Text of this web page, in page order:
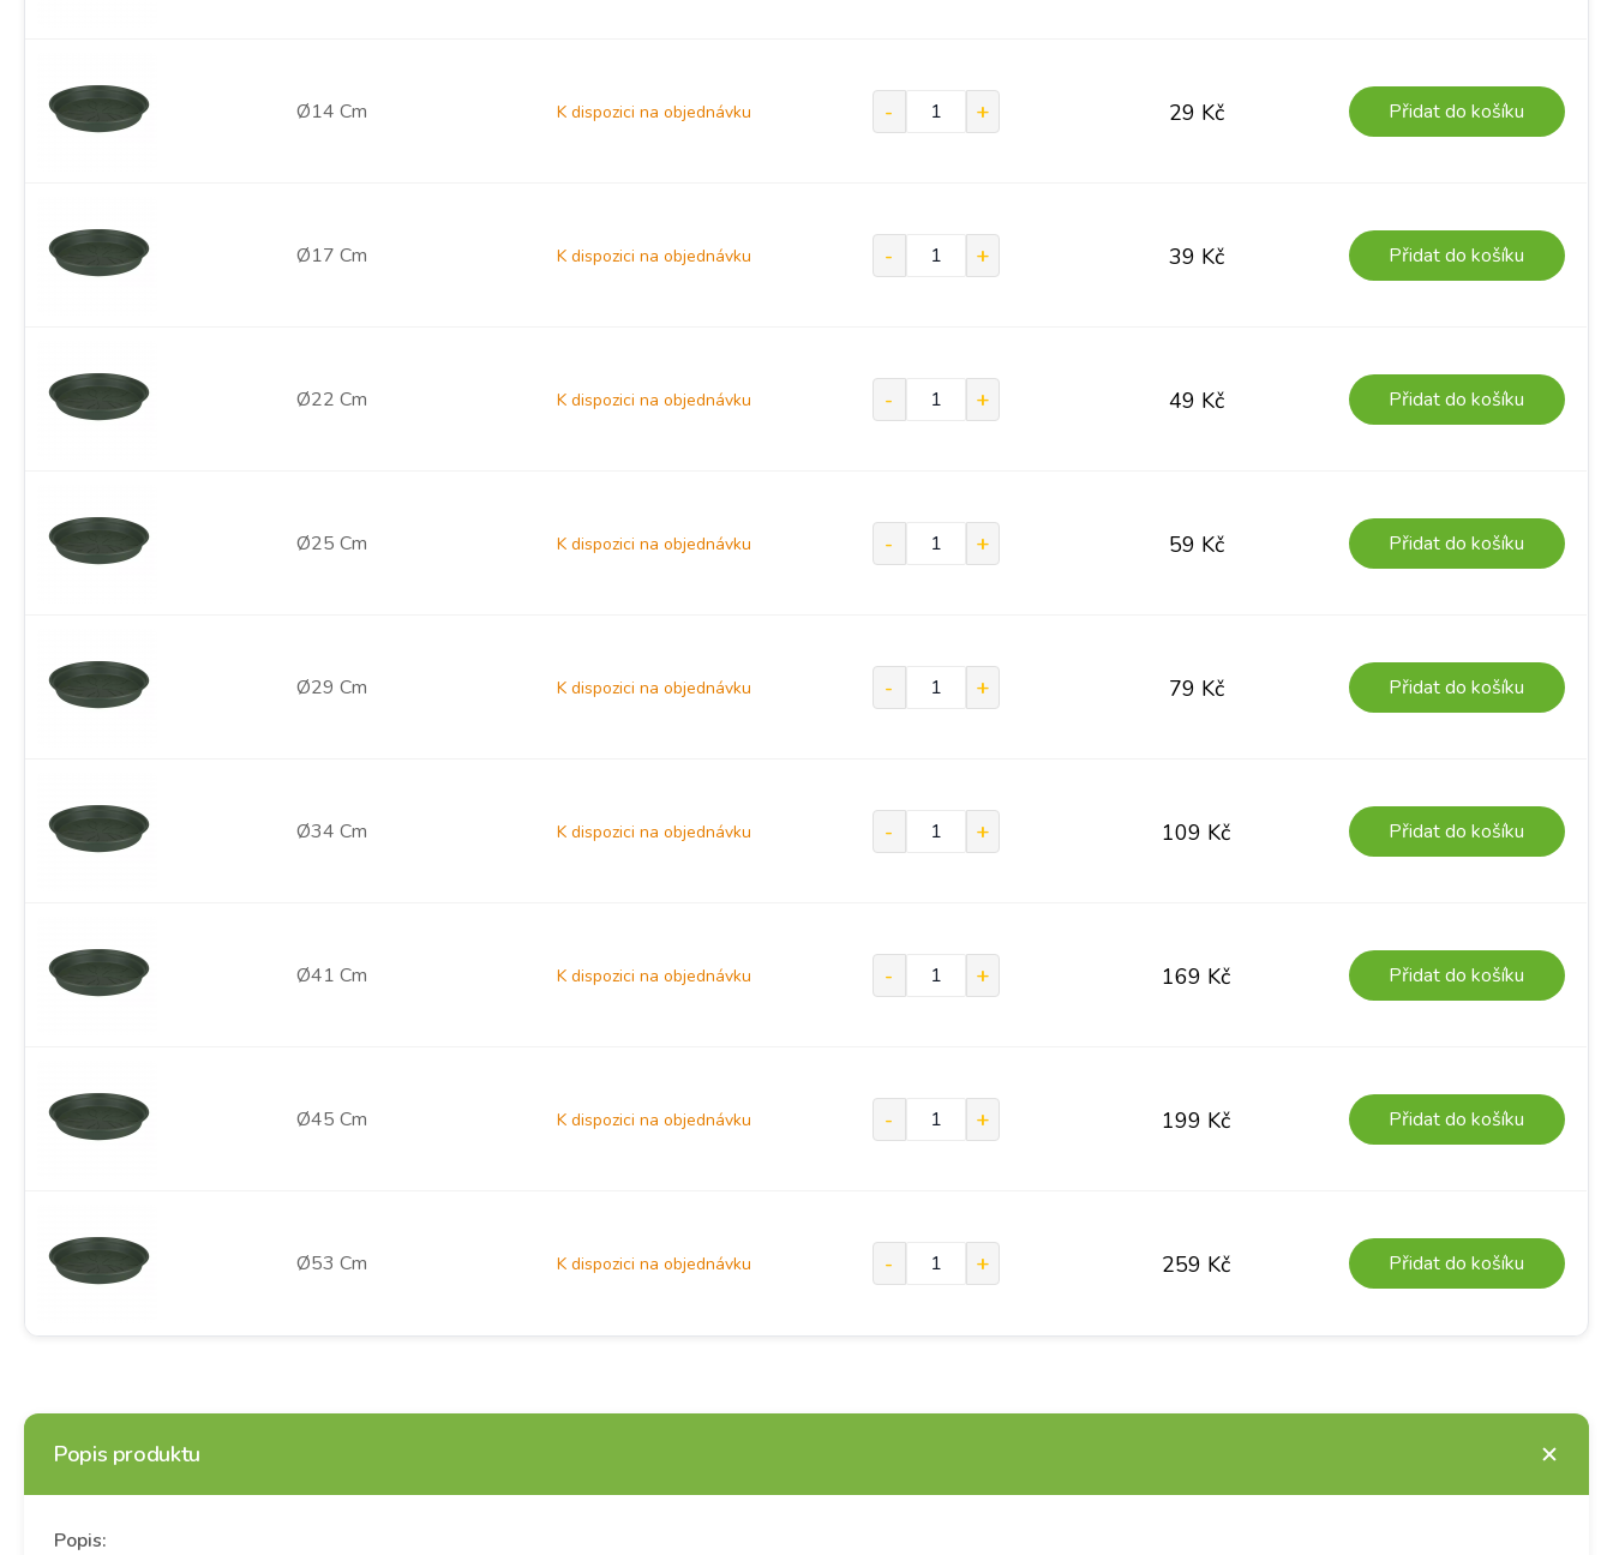
Ø14 Cm K dispozici na objednávku 29 Kč Přidat do košíku
Ø17 Cm K dispozici na objednávku 39 Kč Přidat do košíku
Ø22 Cm K dispozici na objednávku 49 Kč Přidat do košíku
Ø25 Cm K dispozici na objednávku 59 Kč Přidat do košíku
Ø29 Cm K dispozici na objednávku 79 Kč Přidat do košíku
Ø34 Cm K dispozici na objednávku 109 Kč Přidat do košíku
Ø41 Cm K dispozici na objednávku 169 Kč Přidat do košíku
Ø45 Cm K dispozici na objednávku 199 Kč Přidat do košíku
Ø53 Cm K dispozici na objednávku 259 Kč Přidat do košíku
Popis produktu
Popis: